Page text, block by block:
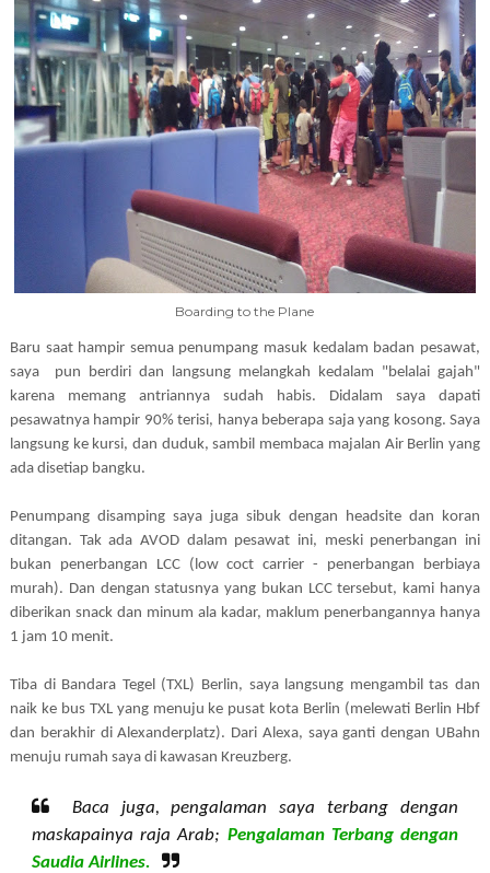
Boarding to the Plane
Baru saat hampir semua penumpang masuk kedalam badan pesawat,
saya
pun berdiri dan langsung melangkah kedalam "belalai gajah"
karena memang antriannya sudah habis. Didalam saya dapati
pesawatnya hampir 90% terisi, hanya beberapa saja yang kosong. Saya
langsung ke kursi, dan duduk, sambil membaca majalan Air Berlin yang
ada disetiap bangku.
Penumpang disamping saya juga sibuk dengan headsite dan koran
ditangan. Tak ada AVOD dalam pesawat ini, meski penerbangan ini
bukan penerbangan LCC (low coct carrier - penerbangan berbiaya
murah). Dan dengan statusnya yang bukan LCC tersebut, kami hanya
diberikan snack dan minum ala kadar, maklum penerbangannya hanya
1 jam 10 menit.
Tiba di Bandara Tegel (TXL) Berlin, saya langsung mengambil tas dan
naik ke bus TXL yang menuju ke pusat kota Berlin (melewati Berlin Hbf
dan berakhir di Alexanderplatz). Dari Alexa, saya ganti dengan UBahn
menuju rumah saya di kawasan Kreuzberg.
Baca juga, pengalaman saya terbang dengan
maskapainya raja Arab; Pengalaman Terbang dengan
Saudia Airlines.